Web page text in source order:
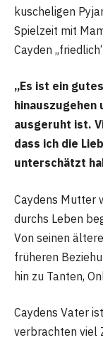
kuscheligen
Spielzeit mit
Cayden
„Es ist ein
hinauszugehen
ausgeruht ist.
dass ich die
unterschätzt
Caydens Mutter
durchs Leben
Von seinen
früheren
hin zu Tanten,
Caydens Vater
verbrachten viel